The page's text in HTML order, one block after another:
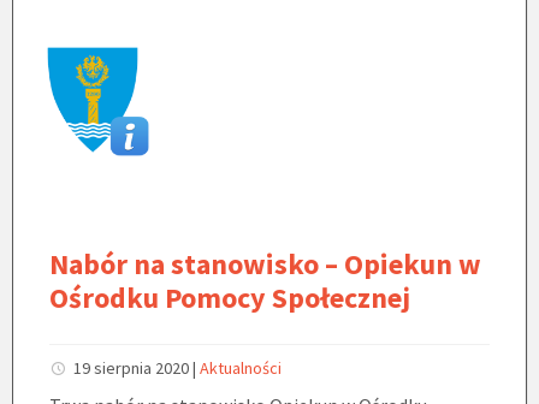
Nabór na stanowisko – Opiekun w
Ośrodku Pomocy Społecznej
19 sierpnia 2020| Aktualności